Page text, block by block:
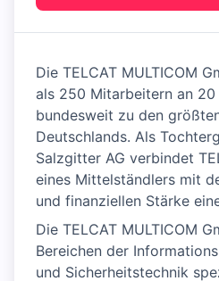
Die TELCAT MULTICOM
als 250 Mitarbeitern an
bundesweit zu den
Deutschlands. Als
Salzgitter AG verbindet
eines Mittelständlers mit
und finanziellen Stärke
Die TELCAT MULTICOM
Bereichen der
und Sicherheitstechnik